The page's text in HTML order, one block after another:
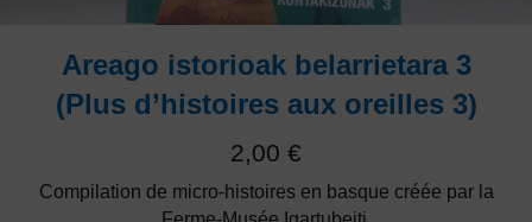
Areago istorioak belarrietara 3
(Plus d’histoires aux oreilles 3)
2,00 €
Compilation de micro-histoires en basque créée par la